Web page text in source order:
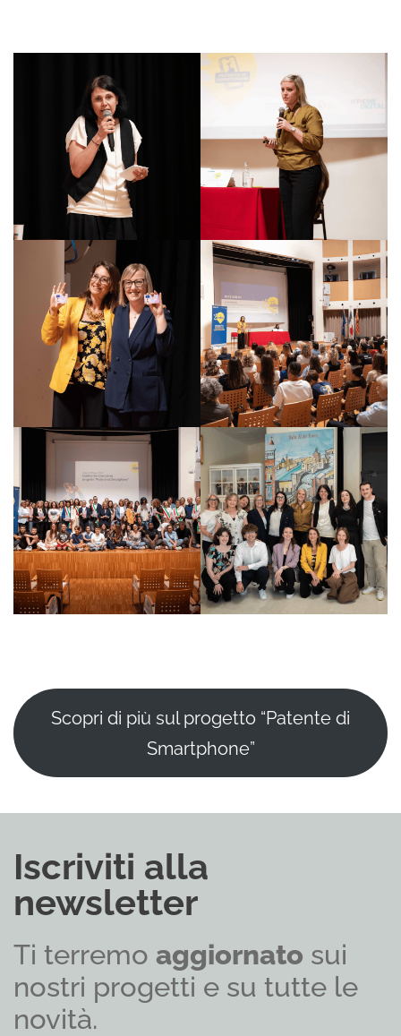
Scopri di più sul progetto “Patente di
Smartphone”
Iscriviti alla
newsletter
Ti terremo aggiornato sui
nostri progetti e su tutte le
novità.